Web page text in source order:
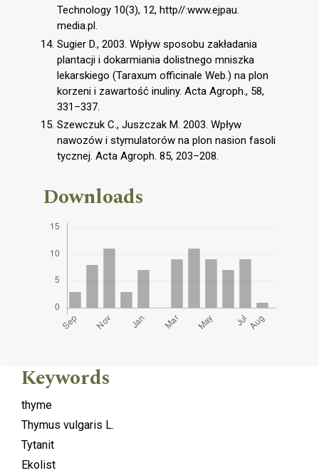
Technology 10(3), 12, http//:www.ejpau.
media.pl.
Sugier D., 2003. Wpływ sposobu zakładania
plantacji i dokarmiania dolistnego mniszka
lekarskiego (Taraxum officinale Web.) na plon
korzeni i zawartość inuliny. Acta Agroph., 58,
331–337.
Szewczuk C., Juszczak M. 2003. Wpływ
nawozów i stymulatorów na plon nasion fasoli
tycznej. Acta Agroph. 85, 203–208.
Downloads
Keywords
thyme
Thymus vulgaris L.
Tytanit
Ekolist